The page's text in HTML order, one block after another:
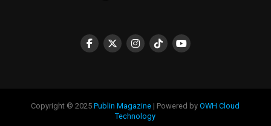
Copyright © 2025Publin Magazine | Powered byOWH Cloud
Technology